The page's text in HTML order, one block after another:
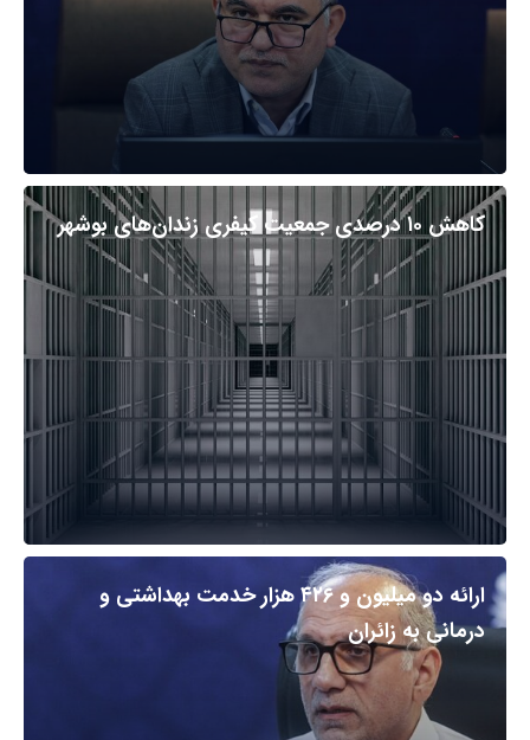
کاهش ۱۰ درصدی جمعیت کیفری زندان‌های بوشهر
ارائه دو میلیون و ۴۲۶ هزار خدمت بهداشتی و
درمانی به زائران